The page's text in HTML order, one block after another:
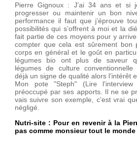
Pierre Gignoux : J’ai 34 ans et si
progresser ou maintenir un bon
performance il faut que j’éprouve
possibilités qui s’offrent à moi et la
fait partie de ces moyens pour y
compter que cela est sûrement bon
corps en général et le goût en
légumes bio ont plus de saveur
légumes de culture conventionnelle
déjà un signe de qualité alors l’intérêt
Mon pote "Steph" (Lire
préoccupé par ses apports. Il ne se
vais suivre son exemple, c’est vrai
négligé.
Nutri-site : Pour en revenir à la
pas comme monsieur tout le